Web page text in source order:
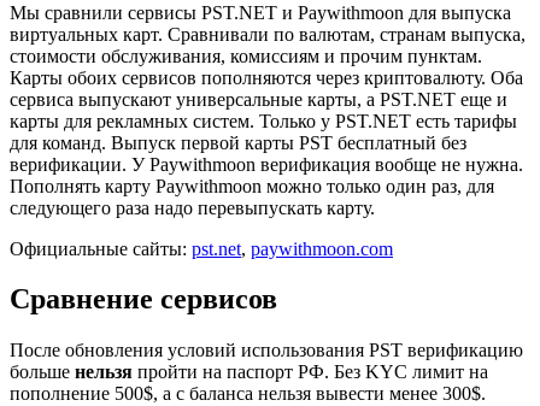
Мы сравнили сервисы PST.NET и Paywithmoon для выпуска
виртуальных карт. Сравнивали по валютам, странам выпуска,
стоимости обслуживания, комиссиям и прочим пунктам.
Карты обоих сервисов пополняются через криптовалюту. Оба
сервиса выпускают универсальные карты, а PST.NET еще и
карты для рекламных систем. Только у PST.NET есть тарифы
для команд. Выпуск первой карты PST бесплатный без
верификации. У Paywithmoon верификация вообще не нужна.
Пополнять карту Paywithmoon можно только один раз, для
следующего раза надо перевыпускать карту.
Официальные сайты: pst.net, paywithmoon.com
Сравнение сервисов
После обновления условий использования PST верификацию
больше нельзя пройти на паспорт РФ. Без KYC лимит на
пополнение 500$, а с баланса нельзя вывести менее 300$.